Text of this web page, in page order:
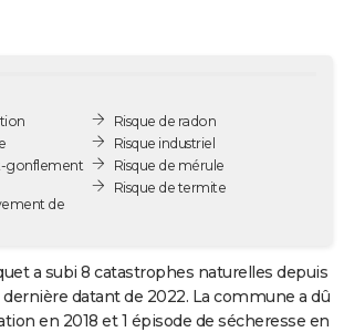
gonflement
de
Risque de radon
Risque industriel
Risque de mérule
Risque de termite
a subi 8 catastrophes naturelles depuis
dernière datant de 2022. La commune a dû
en 2018 et 1 épisode de sécheresse en